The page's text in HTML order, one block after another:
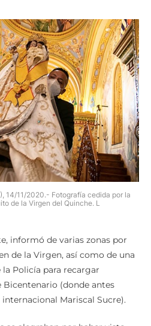
14/11/2020.- Fotografía cedida por la
de la Virgen del Quinche. L
informó de varias zonas por
de la Virgen, así como de una
Policía para recargar
(donde antes
Mariscal Sucre).